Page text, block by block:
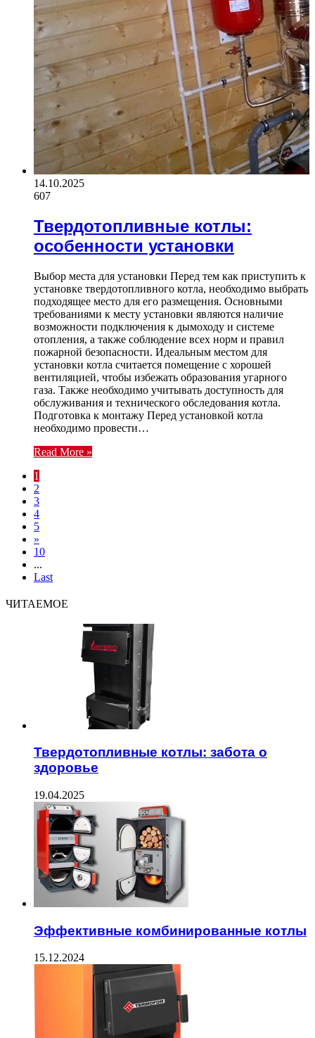
14.10.2025
607
Твердотопливные котлы:
особенности установки
Выбор места для установки Перед тем как приступить к
установке твердотопливного котла, необходимо выбрать
подходящее место для его размещения. Основными
требованиями к месту установки являются наличие
возможности подключения к дымоходу и системе
отопления, а также соблюдение всех норм и правил
пожарной безопасности. Идеальным местом для
установки котла считается помещение с хорошей
вентиляцией, чтобы избежать образования угарного
газа. Также необходимо учитывать доступность для
обслуживания и технического обследования котла.
Подготовка к монтажу Перед установкой котла
необходимо провести…
Read More »
1
2
3
4
5
»
10
...
Last
ЧИТАЕМОЕ
Твердотопливные котлы: забота о
здоровье
19.04.2025
Эффективные комбинированные котлы
15.12.2024